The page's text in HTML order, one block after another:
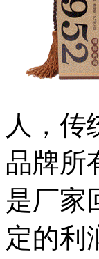
人，传
品牌所
是厂家
定的利